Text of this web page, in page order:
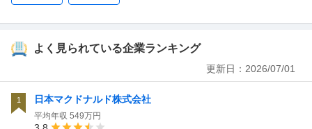
よく見られている企業ランキング
更新日： 2026/07/01
1 日本マクドナルド株式会社
平均年収 549万円